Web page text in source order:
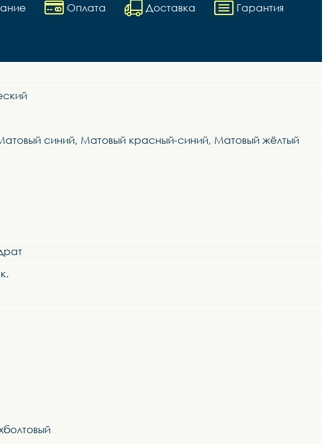
Оплата Доставка Гарантия
синий, Матовый красный-синий, Матовый жёлтый